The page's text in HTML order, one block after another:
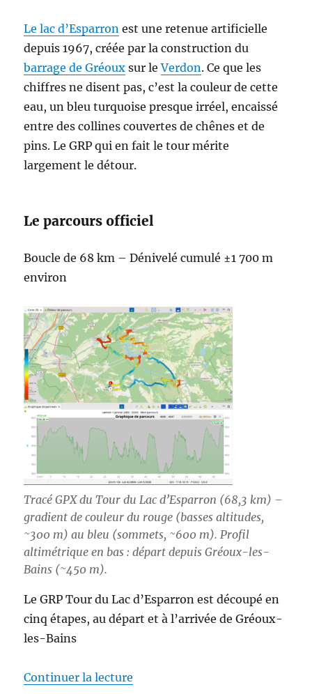
Le lac d’Esparron est une retenue artificielle
depuis 1967, créée par la construction du
barrage de Gréoux sur leVerdon. Ce que les
chiffres ne disent pas, c’est la couleur de cette
eau, un bleu turquoise presque irréel, encaissé
entre des collines couvertes de chênes et de
pins. Le GRP qui en fait le tour mérite
largement le détour.
Le parcours officiel
Boucle de 68 km – Dénivelé cumulé ±1 700 m
environ
Tracé GPX du Tour du Lac d’Esparron (68,3 km) –
gradient de couleur du rouge (basses altitudes,
~300 m) au bleu (sommets, ~600 m). Profil
altimétrique en bas : départ depuis Gréoux-les-
Bains (~450 m).
Le GRP Tour du Lac d’Esparron est découpé en
cinq étapes, au départ et à l’arrivée de Gréoux-
les-Bains
Continuer la lecture